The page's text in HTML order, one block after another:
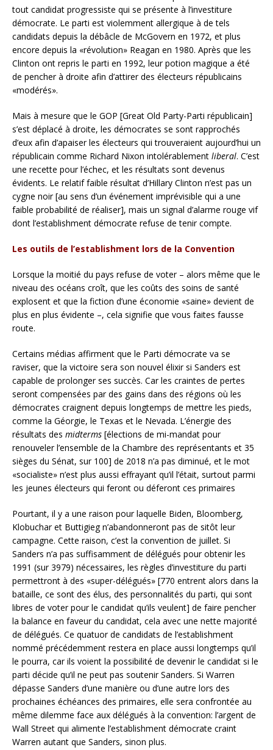
tout candidat progressiste qui se présente à l’investiture
démocrate. Le parti est violemment allergique à de tels
candidats depuis la débâcle de McGovern en 1972, et plus
encore depuis la «révolution» Reagan en 1980. Après que les
Clinton ont repris le parti en 1992, leur potion magique a été
de pencher à droite afin d’attirer des électeurs républicains
«modérés».
Mais à mesure que le GOP [Great Old Party-Parti républicain]
s’est déplacé à droite, les démocrates se sont rapprochés
d’eux afin d’apaiser les électeurs qui trouveraient aujourd’hui un
républicain comme Richard Nixon intolérablement liberal. C’est
une recette pour l’échec, et les résultats sont devenus
évidents. Le relatif faible résultat d’Hillary Clinton n’est pas un
cygne noir [au sens d’un événement imprévisible qui a une
faible probabilité de réaliser], mais un signal d’alarme rouge vif
dont l’establishment démocrate refuse de tenir compte.
Les outils de l’establishment lors de la Convention
Lorsque la moitié du pays refuse de voter – alors même que le
niveau des océans croît, que les coûts des soins de santé
explosent et que la fiction d’une économie «saine» devient de
plus en plus évidente –, cela signifie que vous faites fausse
route.
Certains médias affirment que le Parti démocrate va se
raviser, que la victoire sera son nouvel élixir si Sanders est
capable de prolonger ses succès. Car les craintes de pertes
seront compensées par des gains dans des régions où les
démocrates craignent depuis longtemps de mettre les pieds,
comme la Géorgie, le Texas et le Nevada. L’énergie des
résultats des midterms [élections de mi-mandat pour
renouveler l’ensemble de la Chambre des représentants et 35
sièges du Sénat, sur 100] de 2018 n’a pas diminué, et le mot
«socialiste» n’est plus aussi effrayant qu’il l’était, surtout parmi
les jeunes électeurs qui feront ou déferont ces primaires
Pourtant, il y a une raison pour laquelle Biden, Bloomberg,
Klobuchar et Buttigieg n’abandonneront pas de sitôt leur
campagne. Cette raison, c’est la convention de juillet. Si
Sanders n’a pas suffisamment de délégués pour obtenir les
1991 (sur 3979) nécessaires, les règles d’investiture du parti
permettront à des «super-délégués» [770 entrent alors dans la
bataille, ce sont des élus, des personnalités du parti, qui sont
libres de voter pour le candidat qu’ils veulent] de faire pencher
la balance en faveur du candidat, cela avec une nette majorité
de délégués. Ce quatuor de candidats de l’establishment
nommé précédemment restera en place aussi longtemps qu’il
le pourra, car ils voient la possibilité de devenir le candidat si le
parti décide qu’il ne peut pas soutenir Sanders. Si Warren
dépasse Sanders d’une manière ou d’une autre lors des
prochaines échéances des primaires, elle sera confrontée au
même dilemme face aux délégués à la convention: l’argent de
Wall Street qui alimente l’establishment démocrate craint
Warren autant que Sanders, sinon plus.